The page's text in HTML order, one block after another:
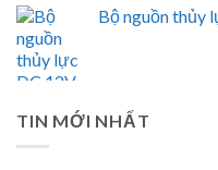
Bộ nguồn thủy
TIN MỚI NHẤT